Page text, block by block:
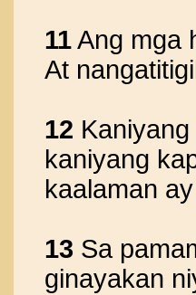
11Ang mga
At
12
kaniyang
kaalaman
13 Sa
ginayakan